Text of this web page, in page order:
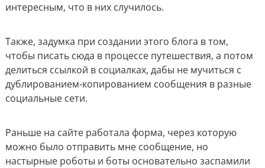
интересным, что в них случилось.
Также, задумка при создании этого блога в том,
чтобы писать сюда в процессе путешествия, а потом
делиться ссылкой в социалках, дабы не мучиться с
дублированием-копированием сообщения в разные
социальные сети.
Раньше на сайте работала форма, через которую
можно было отправить мне сообщение, но
настырные роботы и боты основательно заспамили